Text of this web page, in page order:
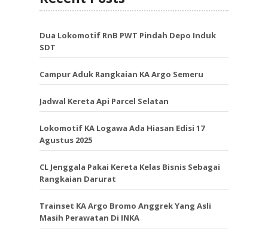
Dua Lokomotif RnB PWT Pindah Depo Induk
SDT
Campur Aduk Rangkaian KA Argo Semeru
Jadwal Kereta Api Parcel Selatan
Lokomotif KA Logawa Ada Hiasan Edisi 17
Agustus 2025
CL Jenggala Pakai Kereta Kelas Bisnis Sebagai
Rangkaian Darurat
Trainset KA Argo Bromo Anggrek Yang Asli
Masih Perawatan Di INKA